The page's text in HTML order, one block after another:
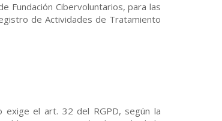
Fundación Cibervoluntarios, para las
de Actividades de Tratamiento
exige el art. 32 del RGPD, según la